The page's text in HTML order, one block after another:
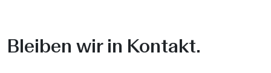
Bleiben wir in Kontakt.